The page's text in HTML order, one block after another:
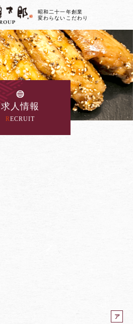
昭和二十一年創業
変わらないこだわり
求人情報
RECRUIT
ア